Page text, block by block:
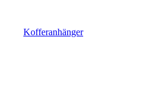
Kofferanhänger